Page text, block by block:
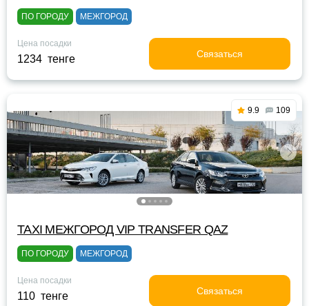
ПО ГОРОДУ МЕЖГОРОД
Цена посадки
1234 тенге Связаться
9.9 109
TAXI МЕЖГОРОД VIP TRANSFER QАZ
ПО ГОРОДУ МЕЖГОРОД
Цена посадки
110 тенге Связаться